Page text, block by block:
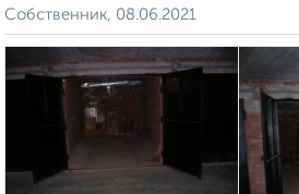
Собственник, 08.06.2021